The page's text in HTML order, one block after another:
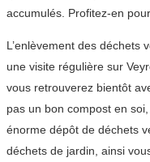
accumulés. Profitez-en
L’enlèvement des déchets
une visite régulière sur
vous retrouverez bientôt
pas un bon compost en
énorme dépôt de déchets
déchets de jardin, ainsi